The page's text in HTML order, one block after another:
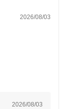
2026/08/03
2026/08/03